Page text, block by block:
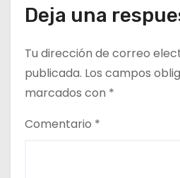
r
a
d
Deja una
Tu dirección de correo
publicada. Los campos
marcados con *
Comentario *